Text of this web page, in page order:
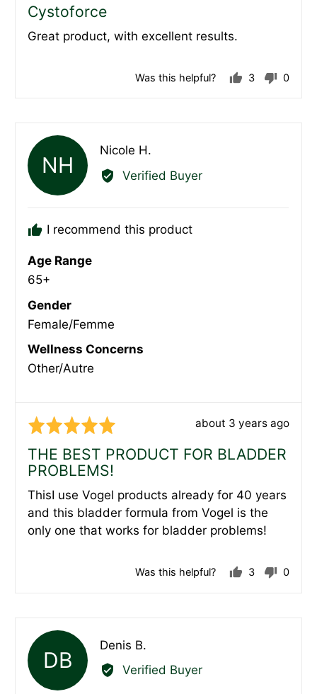
out
of
Cystoforce
Great product, with excellent results.
Was this helpful?
3
0
NH
Nicole H.
by
Verified Buyer
I recommend this product
Age Range
65+
Gender
Female/Femme
Wellness Concerns
Other/Autre
Rated
out
5
Review
about 3 years ago
THE BEST PRODUCT FOR BLADDER
PROBLEMS!
ThisI use Vogel products already for 40 years
and this bladder formula from Vogel is the
only one that works for bladder problems!
Was this helpful?
3
0
DB
Denis B.
by
Verified Buyer